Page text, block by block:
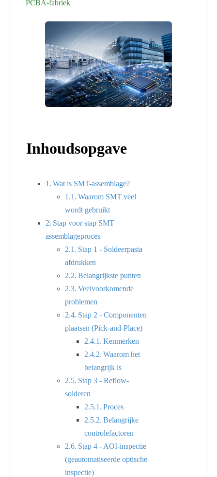
PCBA-fabriek
Inhoudsopgave
Wat is SMT-assemblage?
Waarom SMT veel
wordt gebruikt
Stap voor stap SMT
assemblageproces
Stap 1 - Soldeerpasta
afdrukken
Belangrijkste punten
Veelvoorkomende
problemen
Stap 2 - Componenten
plaatsen (Pick-and-Place)
Kenmerken
Waarom het
belangrijk is
Stap 3 - Reflow-
solderen
Proces
Belangrijke
controlefactoren
Stap 4 - AOI-inspectie
(geautomatiseerde optische
inspectie)